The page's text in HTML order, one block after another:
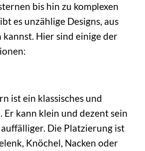
bis hin zu komplexen
es unzählige Designs, aus
Hier sind einige der
ist ein klassisches und
Er kann klein und dezent sein
Die Platzierung ist
Knöchel, Nacken oder